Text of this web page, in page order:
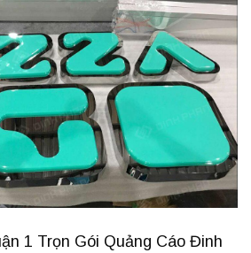
1 Trọn Gói Quảng Cáo Đinh